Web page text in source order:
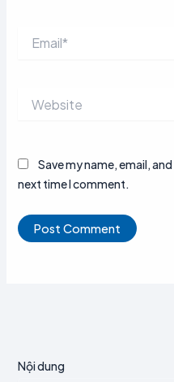
Save my name, email,
next time I comment.
Nội dung